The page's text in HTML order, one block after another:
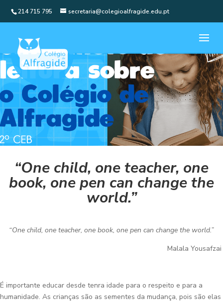
214 715 795 secretaria@colegioalfragide.edu.pt
“One child, one teacher, one
book, one pen can change the
world.”
“One child, one teacher, one book, one pen can change the world.”
Malala Yousafzai
É importante educar desde tenra idade para o respeito e para a
humanidade. As crianças são as sementes da mudança, pois são elas